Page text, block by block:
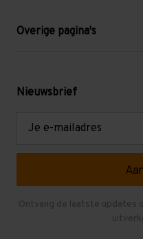
Blog
Levering en afhalen
Overige pagina's
Mezzanine
Gebruikte
Nieuwsbrief
Ontvang de laatste updates